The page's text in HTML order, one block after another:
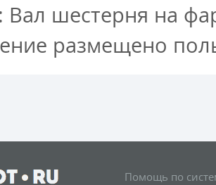
шестерня на
размещено
Помощь по